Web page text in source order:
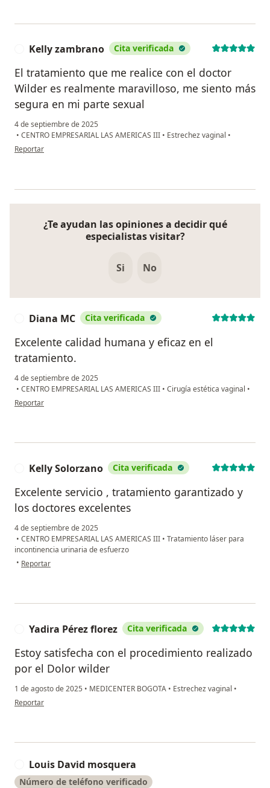
Kelly zambrano Cita verificada
El tratamiento que me realice con el doctor
Wilder es realmente maravilloso, me siento más
segura en mi parte sexual
4 de septiembre de 2025
• CENTRO EMPRESARIAL LAS AMERICAS III • Estrechez vaginal •
en opinión del usuario Kelly zambrano
Reportar
¿Te ayudan las opiniones a decidir qué
especialistas visitar?
Si No
Diana MC Cita verificada
Excelente calidad humana y eficaz en el
tratamiento.
4 de septiembre de 2025
• CENTRO EMPRESARIAL LAS AMERICAS III • Cirugía estética vaginal •
en opinión del usuario Diana MC
Reportar
Kelly Solorzano Cita verificada
Excelente servicio , tratamiento garantizado y
los doctores excelentes
4 de septiembre de 2025
• CENTRO EMPRESARIAL LAS AMERICAS III • Tratamiento láser para
incontinencia urinaria de esfuerzo
• en opinión del usuario Kelly Solorzano
Reportar
Yadira Pérez florez Cita verificada
Estoy satisfecha con el procedimiento realizado
por el Dolor wilder
1 de agosto de 2025 • MEDICENTER BOGOTA • Estrechez vaginal •
en opinión del usuario Yadira Pérez florez
Reportar
Louis David mosquera
Número de teléfono verificado